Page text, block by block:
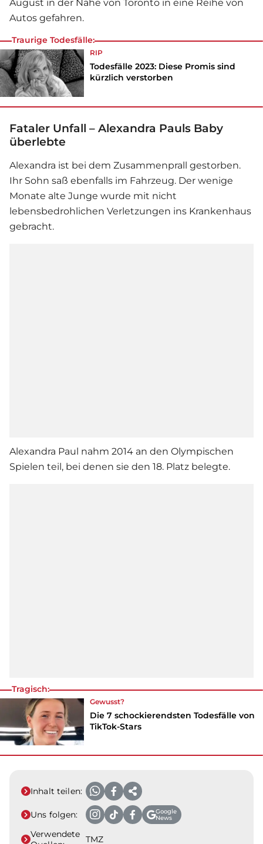
August in der Nähe von Toronto in eine Reihe von
Autos gefahren.
Traurige Todesfälle:
RIP
Todesfälle 2023: Diese Promis sind
kürzlich verstorben
Fataler Unfall – Alexandra Pauls Baby
überlebte
Alexandra ist bei dem Zusammenprall gestorben.
Ihr Sohn saß ebenfalls im Fahrzeug. Der wenige
Monate alte Junge wurde mit nicht
lebensbedrohlichen Verletzungen ins Krankenhaus
gebracht.
Alexandra Paul nahm 2014 an den Olympischen
Spielen teil, bei denen sie den 18. Platz belegte.
Tragisch:
Gewusst?
Die 7 schockierendsten Todesfälle von
TikTok-Stars
Inhalt teilen:
Uns folgen:
Google
News
Verwendete TMZ